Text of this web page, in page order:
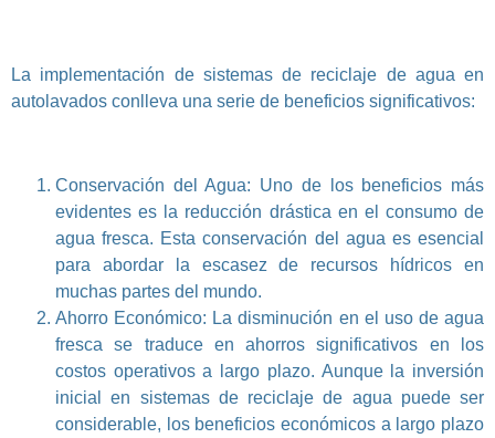
La implementación de sistemas de reciclaje de agua en
autolavados conlleva una serie de beneficios significativos:
Conservación del Agua: Uno de los beneficios más
evidentes es la reducción drástica en el consumo de
agua fresca. Esta conservación del agua es esencial
para abordar la escasez de recursos hídricos en
muchas partes del mundo.
Ahorro Económico: La disminución en el uso de agua
fresca se traduce en ahorros significativos en los
costos operativos a largo plazo. Aunque la inversión
inicial en sistemas de reciclaje de agua puede ser
considerable, los beneficios económicos a largo plazo